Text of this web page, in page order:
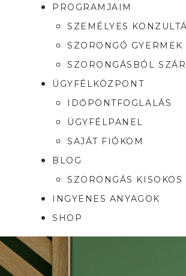
PROGRAMJAIM
SZEMÉLYES
SZORONGÓ
SZORONGÁSBÓL
ÜGYFÉLKÖZPONT
IDŐPONTFOGLALÁS
ÜGYFÉLPANEL
SAJÁT FIÓKOM
BLOG
SZORONGÁS KISOKOS
INGYENES ANYAGOK
SHOP